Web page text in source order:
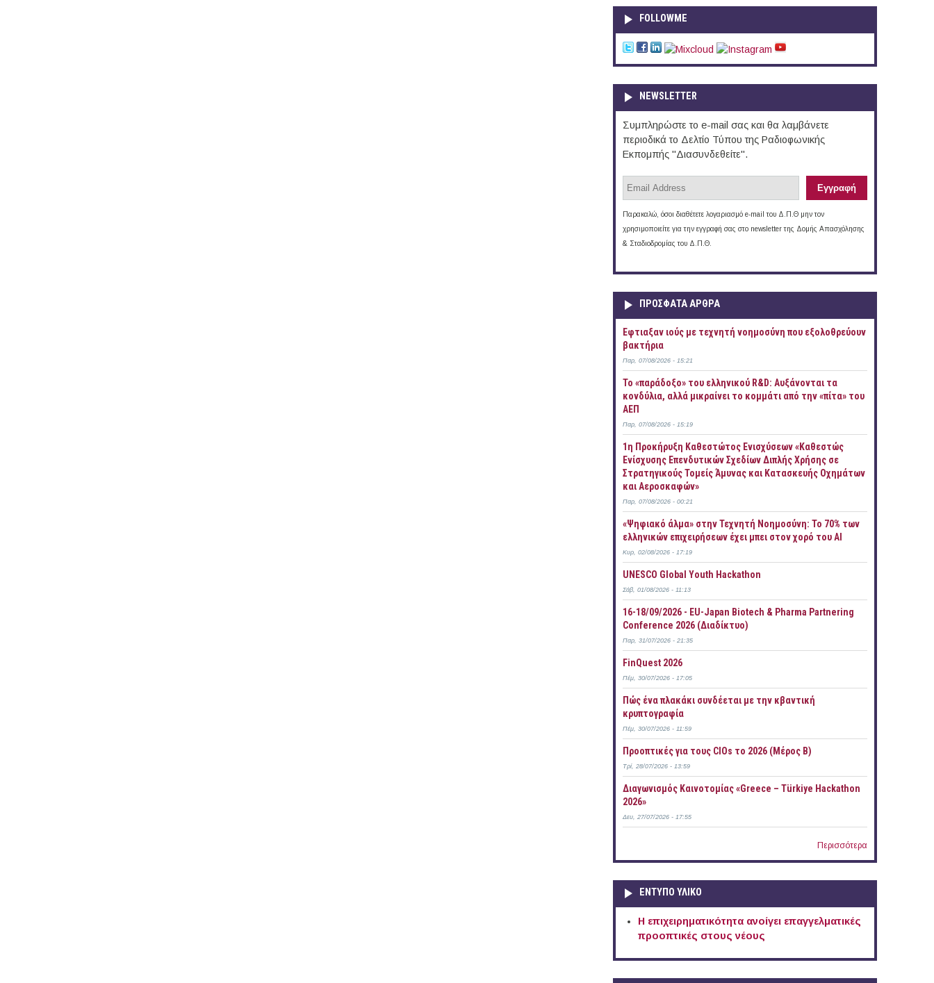
FOLLOWME
NEWSLETTER
Συμπληρώστε το e-mail σας και θα λαμβάνετε
περιοδικά το Δελτίο Τύπου της Ραδιοφωνικής
Εκπομπής "Διασυνδεθείτε".
Παρακαλώ, όσοι διαθέτετε λογαριασμό e-mail του Δ.Π.Θ μην τον
χρησιμοποιείτε για την εγγραφή σας στο newsletter της Δομής Απασχόλησης
& Σταδιοδρομίας του Δ.Π.Θ.
ΠΡOΣΦΑΤΑ AΡΘΡΑ
Έφτιαξαν ιούς με τεχνητή νοημοσύνη που εξολοθρεύουν
βακτήρια
Παρ, 07/08/2026 - 15:21
Το «παράδοξο» του ελληνικού R&D: Αυξάνονται τα
κονδύλια, αλλά μικραίνει το κομμάτι από την «πίτα» του
ΑΕΠ
Παρ, 07/08/2026 - 15:19
1η Προκήρυξη Καθεστώτος Ενισχύσεων «Καθεστώς
Ενίσχυσης Επενδυτικών Σχεδίων Διπλής Χρήσης σε
Στρατηγικούς Τομείς Άμυνας και Κατασκευής Οχημάτων
και Αεροσκαφών»
Παρ, 07/08/2026 - 00:21
«Ψηφιακό άλμα» στην Τεχνητή Νοημοσύνη: Το 70% των
ελληνικών επιχειρήσεων έχει μπει στον χορό του AI
Κυρ, 02/08/2026 - 17:19
UNESCO Global Youth Hackathon
Σάβ, 01/08/2026 - 11:13
16-18/09/2026 - EU-Japan Biotech & Pharma Partnering
Conference 2026 (Διαδίκτυο)
Παρ, 31/07/2026 - 21:35
FinQuest 2026
Πέμ, 30/07/2026 - 17:05
Πώς ένα πλακάκι συνδέεται με την κβαντική
κρυπτογραφία
Πέμ, 30/07/2026 - 11:59
Προοπτικές για τους CIOs το 2026 (Μέρος Β)
Τρί, 28/07/2026 - 13:59
Διαγωνισμός Καινοτομίας «Greece – Türkiye Hackathon
2026»
Δευ, 27/07/2026 - 17:55
Περισσότερα
ΕΝΤΥΠΟ ΥΛΙΚΟ
Η επιχειρηματικότητα ανοίγει επαγγελματικές
προοπτικές στους νέους